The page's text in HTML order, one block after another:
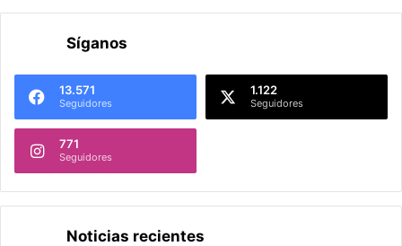
Síganos
13.571
Seguidores
1.122
Seguidores
771
Seguidores
Noticias recientes